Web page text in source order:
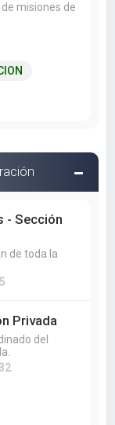
misiones de
- Sección
de toda la
Privada
del